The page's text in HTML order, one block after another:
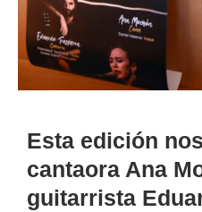
Esta edición
cantaora Ana
guitarrista